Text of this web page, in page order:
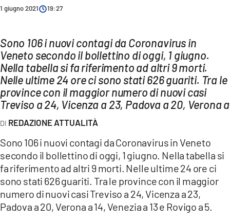
ITALIA MONDO
SANITÀ
SPORT
CULTURA
Streaming
LAC TV
LAC NETWORK
LAC ONAIR
1 giugno 2021 19:27
Sono 106 i nuovi contagi da Coronavirus in
Veneto secondo il bollettino di oggi, 1 giugno.
Nella tabella si fa riferimento ad altri 9 morti.
Nelle ultime 24 ore ci sono stati 626 guariti. Tra le
province con il maggior numero di nuovi casi
Treviso a 24, Vicenza a 23, Padova a 20, Verona a
REDAZIONE ATTUALITÀ
Sono 106 i nuovi contagi da Coronavirus in Veneto
secondo il bollettino di oggi, 1 giugno. Nella tabella si
fa riferimento ad altri 9 morti. Nelle ultime 24 ore ci
sono stati 626 guariti. Tra le province con il maggior
numero di nuovi casi Treviso a 24, Vicenza a 23,
Padova a 20, Verona a 14, Venezia a 13 e Rovigo a 5.